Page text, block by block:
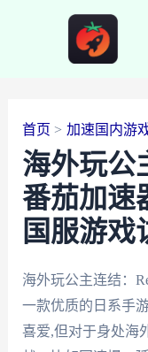
首页 加速国内游
海外玩公
番茄加速
国服游戏
海外玩公主连结：
一款优质的日系手
喜爱,但对于身处海